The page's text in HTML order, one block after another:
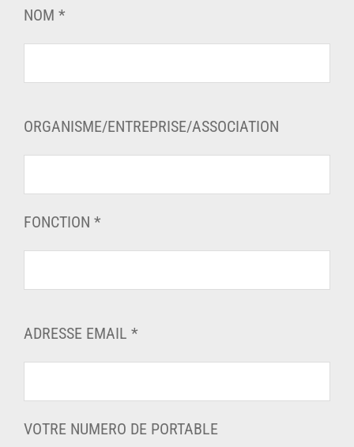
NOM *
ORGANISME/ENTREPRISE/ASSOCIATION
FONCTION *
ADRESSE EMAIL *
VOTRE NUMERO DE PORTABLE